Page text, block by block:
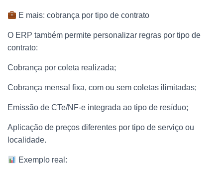
E mais: cobrança por tipo de contrato
O ERP também permite personalizar regras por tipo de
contrato:
Cobrança por coleta realizada;
Cobrança mensal fixa, com ou sem coletas ilimitadas;
Emissão de CTe/NF-e integrada ao tipo de resíduo;
Aplicação de preços diferentes por tipo de serviço ou
localidade.
Exemplo real: